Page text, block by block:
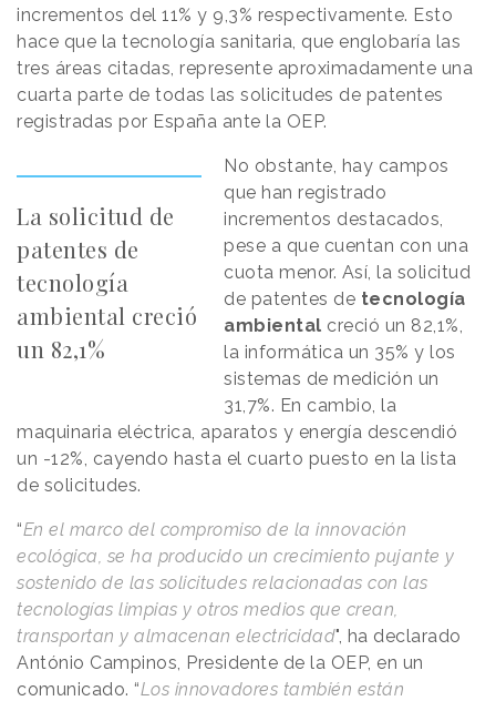
incrementos del 11% y 9,3% respectivamente. Esto
hace que la tecnología sanitaria, que englobaría las
tres áreas citadas, represente aproximadamente una
cuarta parte de todas las solicitudes de patentes
registradas por España ante la OEP.
La solicitud de
patentes de
tecnología
ambiental creció
un 82,1%
No obstante, hay campos
que han registrado
incrementos destacados,
pese a que cuentan con una
cuota menor. Así, la solicitud
de patentes de tecnología
ambiental creció un 82,1%,
la informática un 35% y los
sistemas de medición un
31,7%. En cambio, la
maquinaria eléctrica, aparatos y energía descendió
un -12%, cayendo hasta el cuarto puesto en la lista
de solicitudes.
“En el marco del compromiso de la innovación
ecológica, se ha producido un crecimiento pujante y
sostenido de las solicitudes relacionadas con las
tecnologías limpias y otros medios que crean,
transportan y almacenan electricidad", ha declarado
António Campinos, Presidente de la OEP, en un
comunicado. “Los innovadores también están